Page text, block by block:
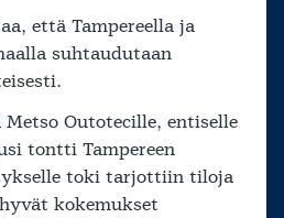
että Tampereella ja
suhtaudutaan
Outotecille, entiselle
tontti Tampereen
toki tarjottiin tiloja
kokemukset